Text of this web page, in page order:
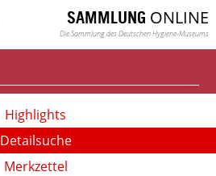
SAMMLUNG ONLINE
Die Sammlung des Deutschen Hygiene-Museums
Highlights
Detailsuche
Merkzettel